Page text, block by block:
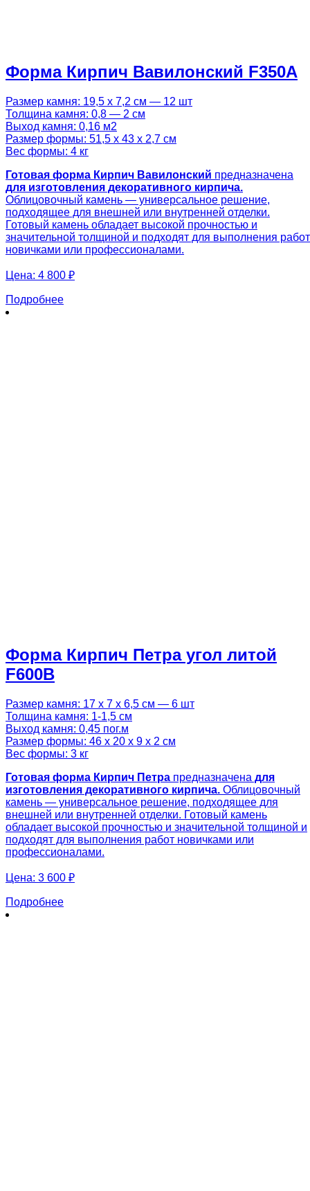
Форма Кирпич Вавилонский F350A
Размер камня: 19,5 х 7,2 см — 12 шт
Толщина камня: 0,8 — 2 см
Выход камня: 0,16 м2
Размер формы: 51,5 х 43 х 2,7 см
Вес формы: 4 кг
Готовая форма Кирпич Вавилонский предназначена
для изготовления декоративного кирпича.
Облицовочный камень — универсальное решение,
подходящее для внешней или внутренней отделки.
Готовый камень обладает высокой прочностью и
значительной толщиной и подходят для выполнения работ
новичками или профессионалами.
Цена: 4 800 ₽
Подробнее
Форма Кирпич Петра угол литой
F600B
Размер камня: 17 х 7 х 6,5 см — 6 шт
Толщина камня: 1-1,5 см
Выход камня: 0,45 пог.м
Размер формы: 46 х 20 х 9 х 2 см
Вес формы: 3 кг
Готовая форма Кирпич Петра предназначена для
изготовления декоративного кирпича. Облицовочный
камень — универсальное решение, подходящее для
внешней или внутренней отделки. Готовый камень
обладает высокой прочностью и значительной толщиной и
подходят для выполнения работ новичками или
профессионалами.
Цена: 3 600 ₽
Подробнее